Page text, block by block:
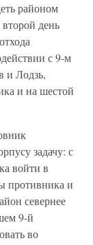
районом
день
с 9-м
и Лодзь,
и на шестой
задачу: с
войти в
противника и
севернее
9-й
во